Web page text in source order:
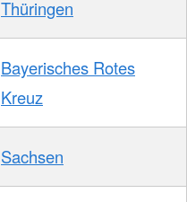
Thüringen
Bayerisches Rotes
Kreuz
Sachsen